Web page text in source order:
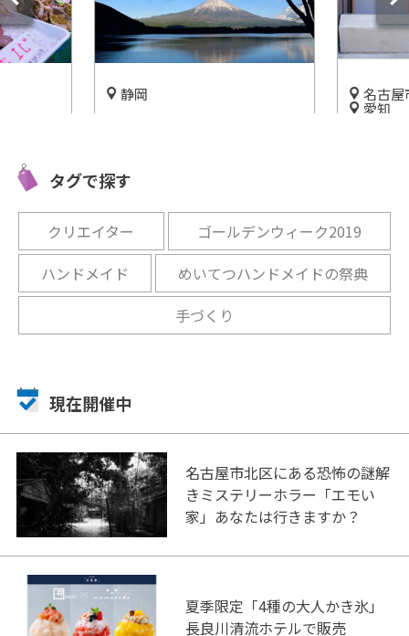
静岡
開催中
名古屋
愛知
タグで探す
クリエイター
ゴールデンウィーク2019
ハンドメイド
めいてつハンドメイドの祭典
手づくり
現在開催中
名古屋市北区にある恐怖の謎解
きミステリーホラー「エモい
家」あなたは行きますか？
夏季限定「4種の大人かき氷」
長良川清流ホテルで販売